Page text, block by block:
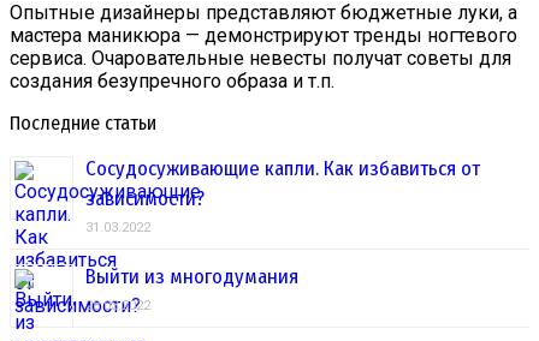
Опытные дизайнеры представляют бюджетные луки, а
мастера маникюра — демонстрируют тренды ногтевого
сервиса. Очаровательные невесты получат советы для
создания безупречного образа и т.п.
Последние статьи
Сосудосуживающие капли. Как избавиться от
зависимости?
31.03.2022
Выйти из многодумания
28.03.2022